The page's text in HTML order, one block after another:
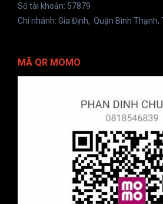
Số tài khoản: 57879
Chi nhánh: Gia Định, Quận Bình Thạnh,
MÃ QR MOMO